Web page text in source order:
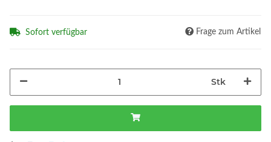
Sofort verfügbar Frage zum Artikel
Stk